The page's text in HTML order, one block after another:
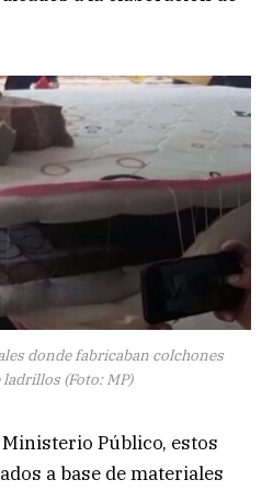
donde fabricaban colchones
(Foto: MP)
Público, estos
a base de materiales